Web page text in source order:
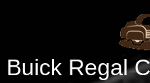
Buick Regal